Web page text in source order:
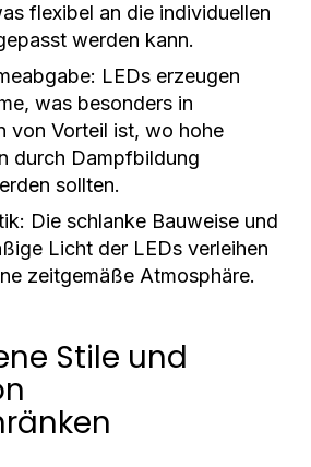
flexibel an die individuellen
werden kann.
LEDs erzeugen
was besonders in
von Vorteil ist, wo hohe
durch Dampfbildung
sollten.
Die schlanke Bauweise und
Licht der LEDs verleihen
zeitgemäße Atmosphäre.
Stile und